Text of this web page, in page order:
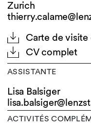
Zurich
Carte de
CV complet
ASSISTANTE
Lisa Balsiger
lisa.balsiger@
ACTIVITÉS